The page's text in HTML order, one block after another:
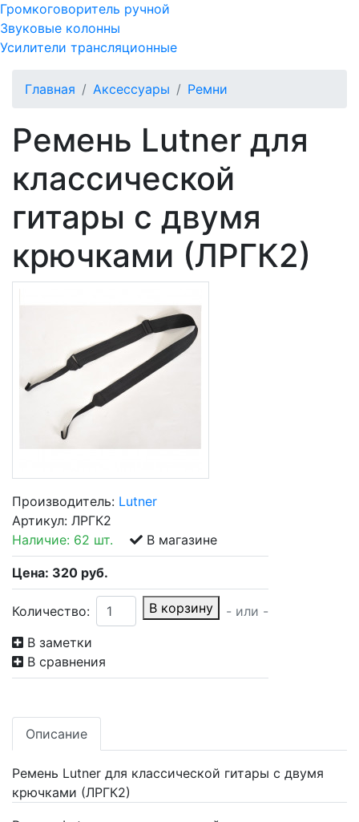
Громкоговоритель ручной
Звуковые колонны
Усилители трансляционные
Главная Аксессуары Ремни
Ремень Lutner для
классической
гитары с двумя
крючками (ЛРГК2)
Производитель: Lutner
Артикул: ЛРГК2
Наличие: 62 шт. В магазине
Цена: 320 руб.
Количество: В корзину
- или -
В заметки
В сравнения
Описание
Ремень Lutner для классической гитары с двумя
крючками (ЛРГК2)